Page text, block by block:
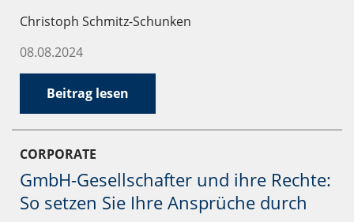
Christoph Schmitz-Schunken
08.08.2024
Beitrag lesen
CORPORATE
GmbH-Gesellschafter und ihre Rechte:
So setzen Sie Ihre Ansprüche durch